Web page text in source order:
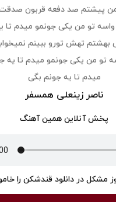
من پیشتم صد دفعه قربون
تو من یکی جونمو میدم تا
بهشتم تهش تورو ببینم
تو من یکی جونمو میدم تا یه
میدم تا یه جونم بگی
ناصر زینعلی همسفر
پخش آنلاین همین آهنگ
مشکل در دانلود قندشکن را